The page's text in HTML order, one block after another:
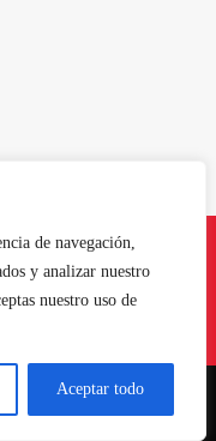
de navegación,
y analizar nuestro
nuestro uso de
Aceptar todo